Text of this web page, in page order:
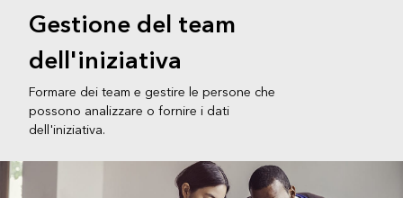
Gestione del team
dell'iniziativa
Formare dei team e gestire le persone che
possono analizzare o fornire i dati
dell'iniziativa.